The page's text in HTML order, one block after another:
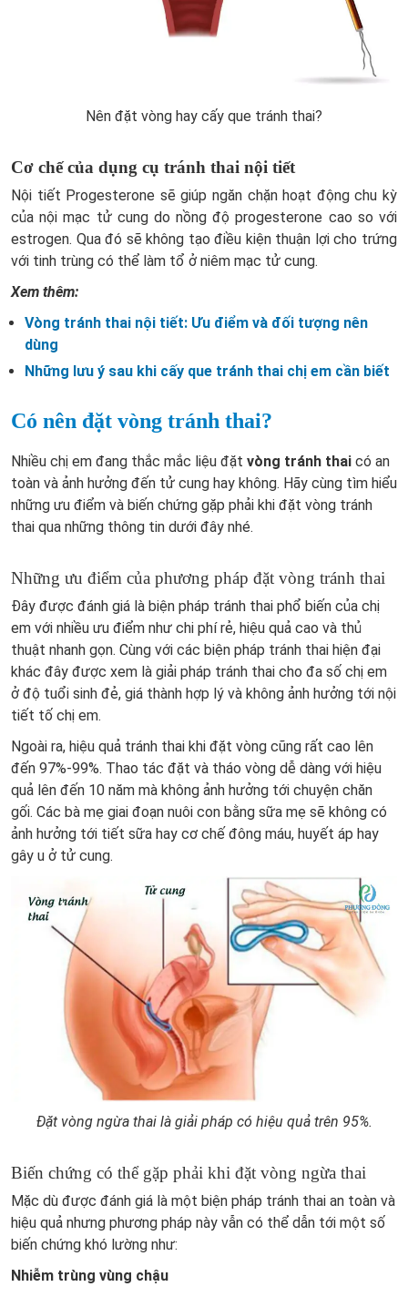
Nên đặt vòng hay cấy que tránh thai?
Cơ chế của dụng cụ tránh thai nội tiết
Nội tiết Progesterone sẽ giúp ngăn chặn hoạt động chu kỳ
của nội mạc tử cung do nồng độ progesterone cao so với
estrogen. Qua đó sẽ không tạo điều kiện thuận lợi cho trứng
với tinh trùng có thể làm tổ ở niêm mạc tử cung.
Xem thêm:
Vòng tránh thai nội tiết: Ưu điểm và đối tượng nên
dùng
Những lưu ý sau khi cấy que tránh thai chị em cần biết
Có nên đặt vòng tránh thai?
Nhiều chị em đang thắc mắc liệu đặt vòng tránh thai có an
toàn và ảnh hưởng đến tử cung hay không. Hãy cùng tìm hiểu
những ưu điểm và biến chứng gặp phải khi đặt vòng tránh
thai qua những thông tin dưới đây nhé.
Những ưu điểm của phương pháp đặt vòng tránh thai
Đây được đánh giá là biện pháp tránh thai phổ biến của chị
em với nhiều ưu điểm như chi phí rẻ, hiệu quả cao và thủ
thuật nhanh gọn. Cùng với các biện pháp tránh thai hiện đại
khác đây được xem là giải pháp tránh thai cho đa số chị em
ở độ tuổi sinh đẻ, giá thành hợp lý và không ảnh hưởng tới nội
tiết tố chị em.
Ngoài ra, hiệu quả tránh thai khi đặt vòng cũng rất cao lên
đến 97%-99%. Thao tác đặt và tháo vòng dễ dàng với hiệu
quả lên đến 10 năm mà không ảnh hưởng tới chuyện chăn
gối. Các bà mẹ giai đoạn nuôi con bằng sữa mẹ sẽ không có
ảnh hưởng tới tiết sữa hay cơ chế đông máu, huyết áp hay
gây u ở tử cung.
Đặt vòng ngừa thai là giải pháp có hiệu quả trên 95%.
Biến chứng có thể gặp phải khi đặt vòng ngừa thai
Mặc dù được đánh giá là một biện pháp tránh thai an toàn và
hiệu quả nhưng phương pháp này vẫn có thể dẫn tới một số
biến chứng khó lường như:
Nhiễm trùng vùng chậu